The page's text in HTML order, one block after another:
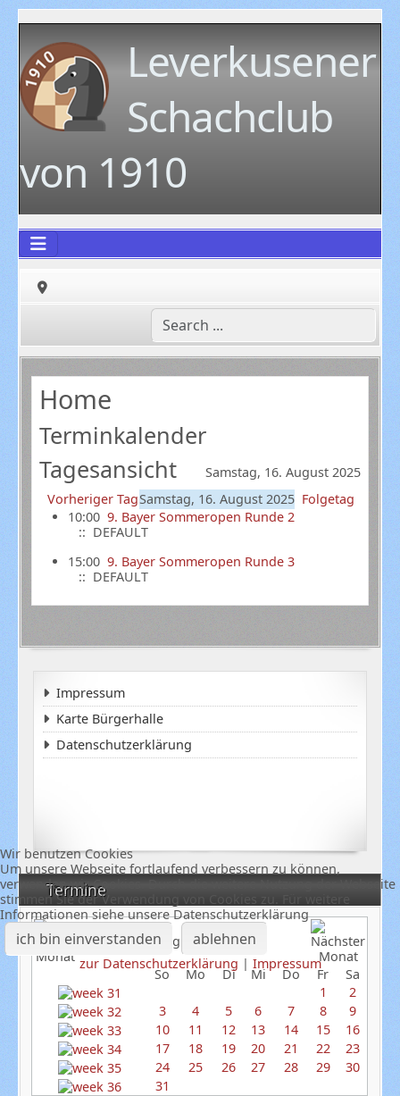
Leverkusener
Schachclub
von 1910
Termine
August 2025
So
Mo Di Mi Do Fr
Sa
1
2
3
4 5 6 7 8
9
10
11 12 13 14 15
16
17
18 19 20 21 22
23
24
25 26 27 28 29
30
31
Home
Terminkalender
Tagesansicht
Samstag, 16. August 2025
Vorheriger TagSamstag, 16. August 2025 Folgetag
10:00 9. Bayer Sommeropen Runde 2
:: DEFAULT
15:00 9. Bayer Sommeropen Runde 3
:: DEFAULT
Impressum
Karte Bürgerhalle
Datenschutzerklärung
Wir benutzen Cookies
Um unsere Webseite fortlaufend verbessern zu können,
verwenden wir Cookies. Durch die weitere Nutzung der Webseite
stimmen Sie der Verwendung von Cookies zu. Für weitere
Informationen siehe unsere Datenschutzerklärung
ich bin einverstanden ablehnen
zur Datenschutzerklärung | Impressum